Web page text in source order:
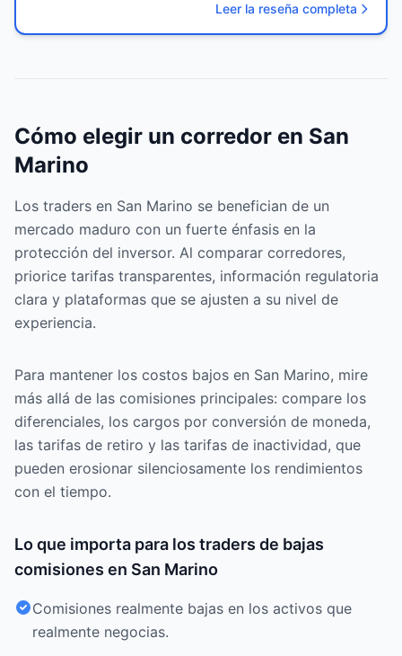
Leer la reseña completa
Cómo elegir un corredor en San
Marino
Los traders en San Marino se benefician de un
mercado maduro con un fuerte énfasis en la
protección del inversor. Al comparar corredores,
priorice tarifas transparentes, información regulatoria
clara y plataformas que se ajusten a su nivel de
experiencia.
Para mantener los costos bajos en San Marino, mire
más allá de las comisiones principales: compare los
diferenciales, los cargos por conversión de moneda,
las tarifas de retiro y las tarifas de inactividad, que
pueden erosionar silenciosamente los rendimientos
con el tiempo.
Lo que importa para los traders de bajas
comisiones en San Marino
Comisiones realmente bajas en los activos que
realmente negocias.